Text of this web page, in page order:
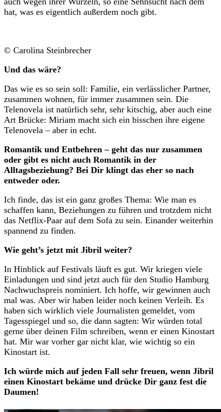
hat, was es eigentlich außerdem noch gibt.
© Carolina Steinbrecher
Und das wäre?
Das wie es so sein soll: Familie, ein verlässlicher Partner,
zusammen wohnen, für immer zusammen sein. Die
Telenovela ist natürlich sehr, sehr kitschig, aber auch eine
Art Brücke: Miriam macht sich ein bisschen ihre eigene
Telenovela – aber in echt.
Romantik und Entbehren – geht das nur zusammen
oder gibt es nicht auch Romantik in der
Alltagsbeziehung? Bei Dir klingt das eher so nach
entweder oder.
Ich finde, das ist ein ganz großes Thema: Wie man es
schaffen kann, Beziehungen zu führen und trotzdem nicht
das Netflix-Paar auf dem Sofa zu sein. Einander weiterhin
spannend zu finden.
Wie geht’s jetzt mit Jibril weiter?
In Hinblick auf Festivals läuft es gut. Wir kriegen viele
Einladungen und sind jetzt auch für den Studio Hamburg
Nachwuchspreis nominiert. Ich hoffe, wir gewinnen auch
mal was. Aber wir haben leider noch keinen Verleih. Es
haben sich wirklich viele Journalisten gemeldet, vom
Tagesspiegel und so, die dann sagten: Wir würden total
gerne über deinen Film schreiben, wenn er einen Kinostart
hat. Mir war vorher gar nicht klar, wie wichtig so ein
Kinostart ist.
Ich würde mich auf jeden Fall sehr freuen, wenn Jibril
einen Kinostart bekäme und drücke Dir ganz fest die
Daumen!